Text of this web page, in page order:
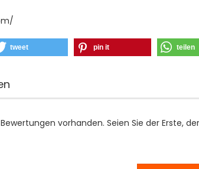
tweet pin it teilen
vorhanden. Seien Sie der Erste,